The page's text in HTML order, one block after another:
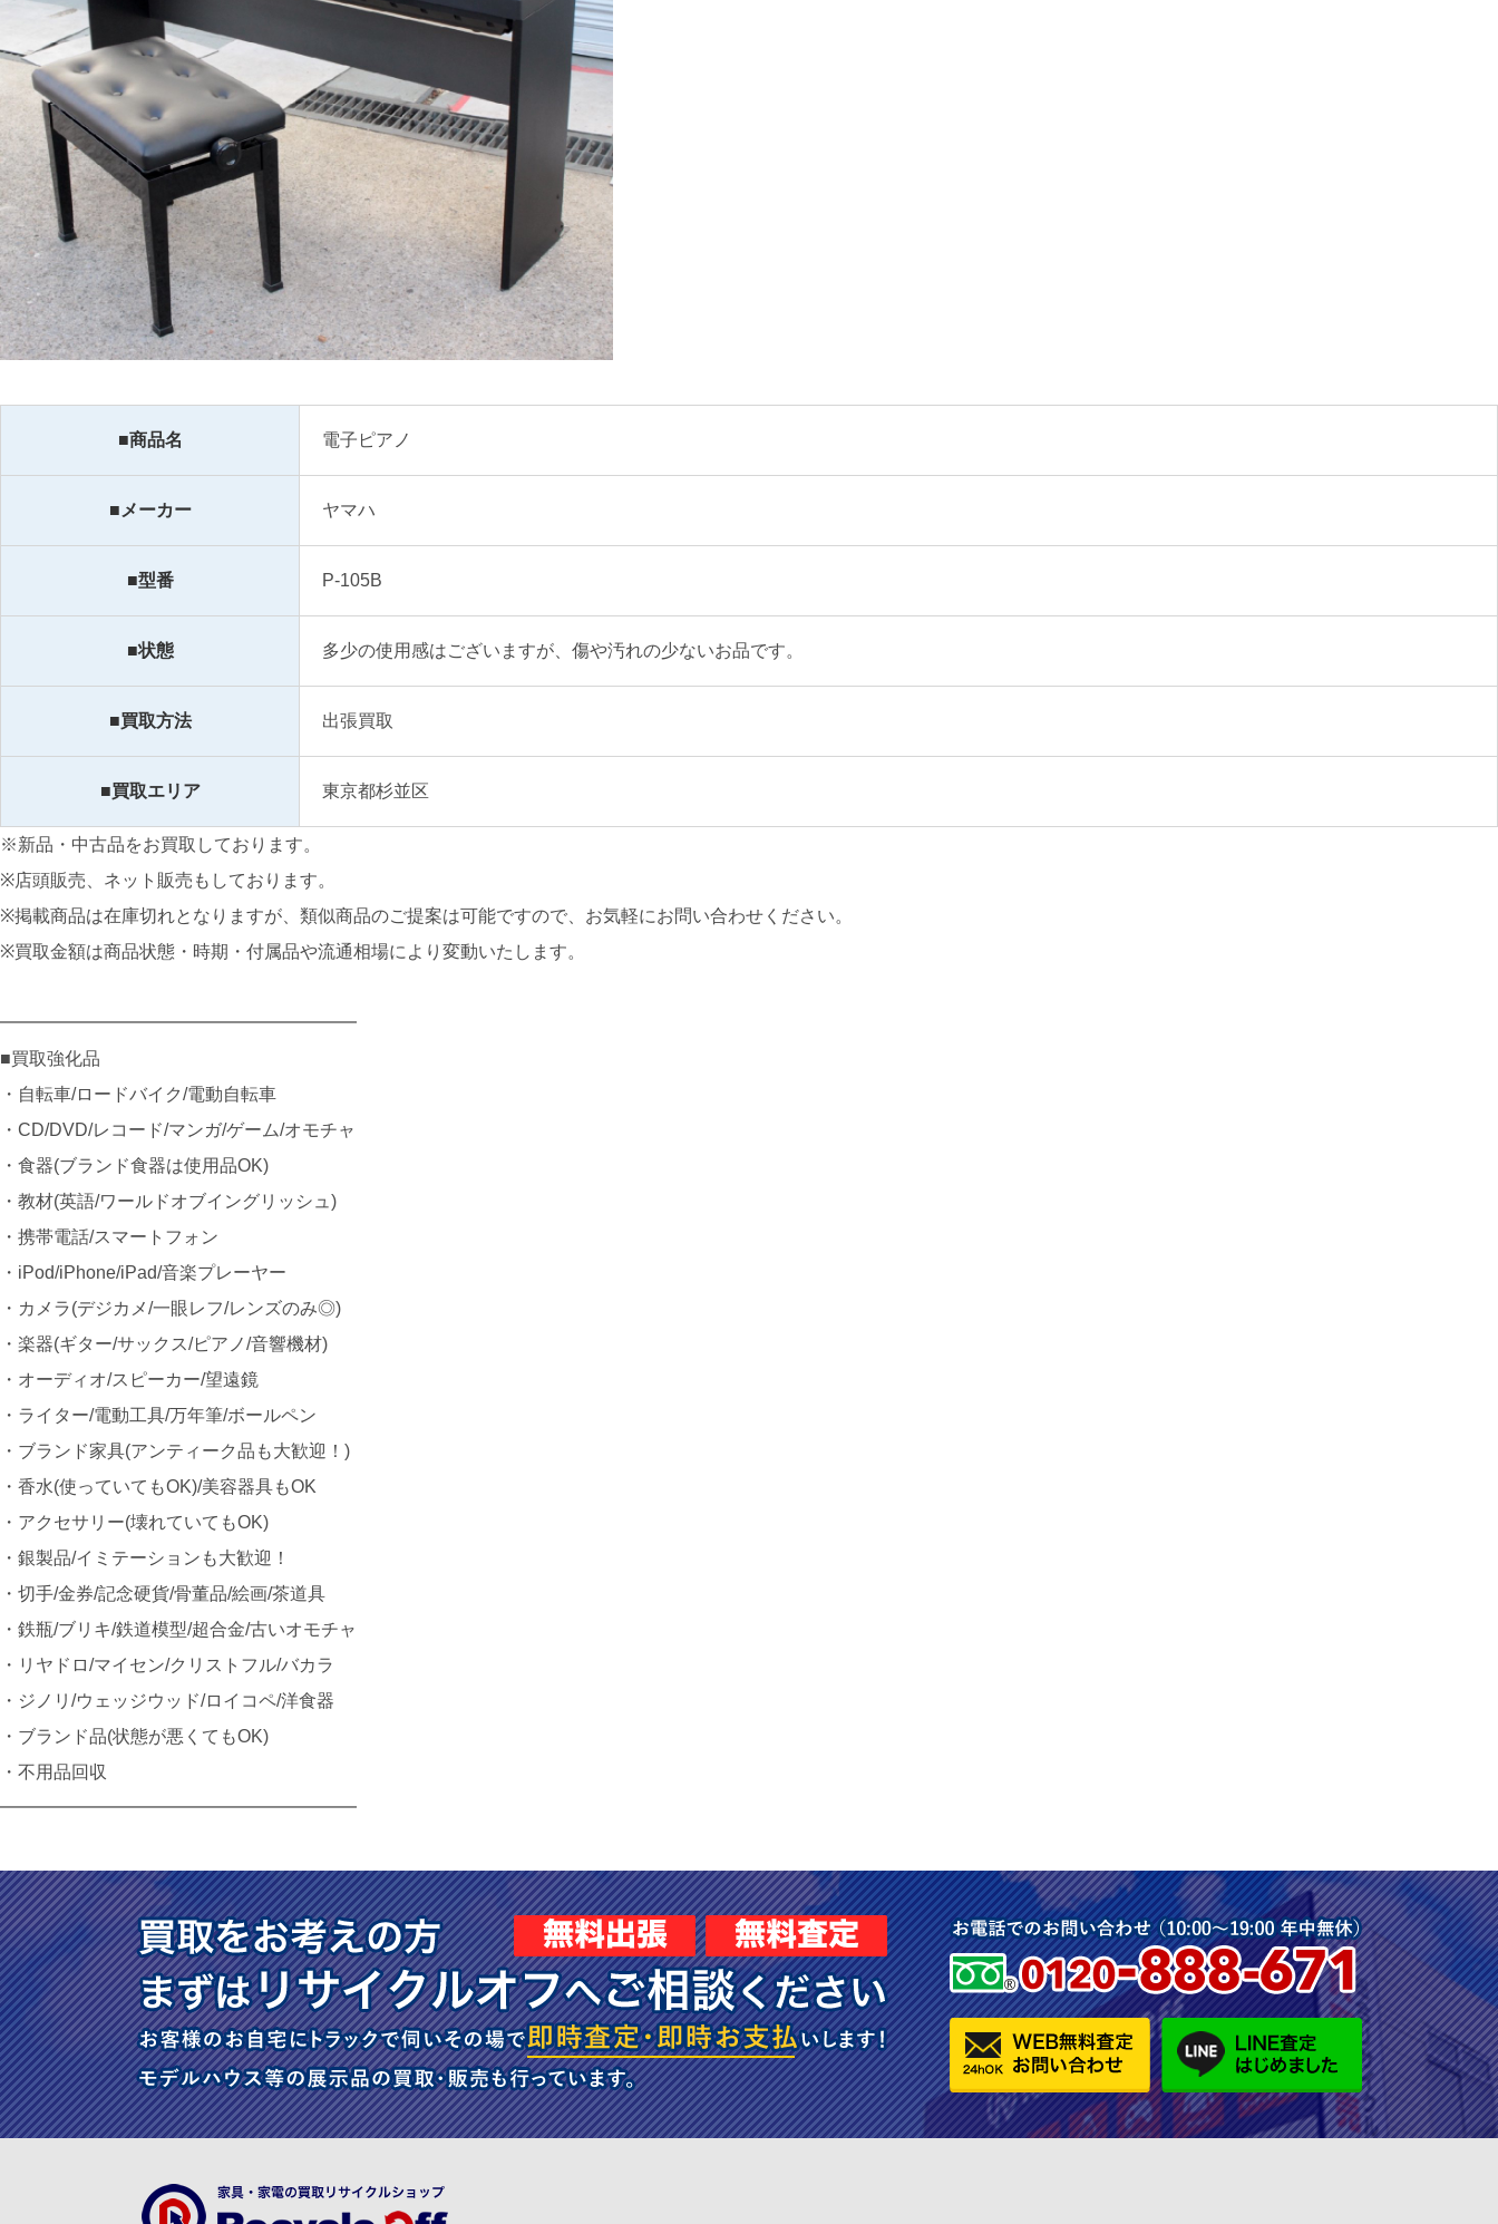
■商品名 電子ピアノ
■メーカー ヤマハ
■型番 P-105B
■状態 多少の使用感はございますが、傷や汚れの少ないお品です。
■買取方法 出張買取
■買取エリア 東京都杉並区
※新品・中古品をお買取しております。
※店頭販売、ネット販売もしております。
※掲載商品は在庫切れとなりますが、類似商品のご提案は可能ですので、お気軽にお問い合わせください。
※買取金額は商品状態・時期・付属品や流通相場により変動いたします。
━━━━━━━━━━━━━━━━━━━━
■買取強化品
・自転車/ロードバイク/電動自転車
・CD/DVD/レコード/マンガ/ゲーム/オモチャ
・食器(ブランド食器は使用品OK)
・教材(英語/ワールドオブイングリッシュ)
・携帯電話/スマートフォン
・iPod/iPhone/iPad/音楽プレーヤー
・カメラ(デジカメ/一眼レフ/レンズのみ◎)
・楽器(ギター/サックス/ピアノ/音響機材)
・オーディオ/スピーカー/望遠鏡
・ライター/電動工具/万年筆/ボールペン
・ブランド家具(アンティーク品も大歓迎！)
・香水(使っていてもOK)/美容器具もOK
・アクセサリー(壊れていてもOK)
・銀製品/イミテーションも大歓迎！
・切手/金券/記念硬貨/骨董品/絵画/茶道具
・鉄瓶/ブリキ/鉄道模型/超合金/古いオモチャ
・リヤドロ/マイセン/クリストフル/バカラ
・ジノリ/ウェッジウッド/ロイコペ/洋食器
・ブランド品(状態が悪くてもOK)
・不用品回収
━━━━━━━━━━━━━━━━━━━━